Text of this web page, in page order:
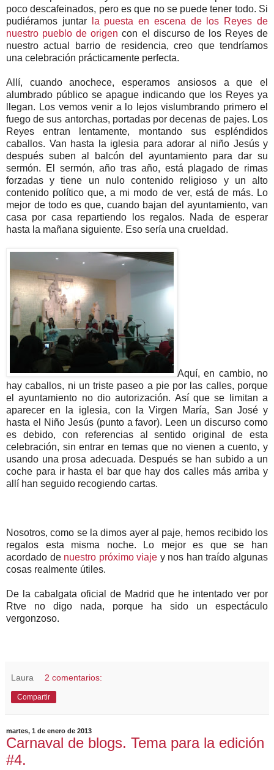
poco descafeinados, pero es que no se puede tener todo. Si
pudiéramos juntar
la puesta en escena de los Reyes de
nuestro pueblo de origen con el discurso de los Reyes de
nuestro actual barrio de residencia, creo que tendríamos
una celebración prácticamente perfecta.
Allí, cuando anochece, esperamos ansiosos a que el
alumbrado público se apague indicando que los Reyes ya
llegan. Los vemos venir a lo lejos vislumbrando primero el
fuego de sus antorchas, portadas por decenas de pajes. Los
Reyes entran lentamente, montando sus espléndidos
caballos. Van hasta la iglesia para adorar al niño Jesús y
después suben al balcón del ayuntamiento para dar su
sermón. El sermón, año tras año, está plagado de rimas
forzadas y tiene un nulo contenido religioso y un alto
contenido político que, a mi modo de ver, está de más. Lo
mejor de todo es que, cuando bajan del ayuntamiento, van
casa por casa repartiendo los regalos. Nada de esperar
hasta la mañana siguiente. Eso sería una crueldad.
Aquí, en cambio, no
hay caballos, ni un triste paseo a pie por las calles, porque
el ayuntamiento no dio autorización. Así que se limitan a
aparecer en la iglesia, con la Virgen María, San José y
hasta el Niño Jesús (punto a favor). Leen un discurso como
es debido, con referencias al sentido original de esta
celebración, sin entrar en temas que no vienen a cuento, y
usando una prosa adecuada. Después se han subido a un
coche para ir hasta el bar que hay dos calles más arriba y
allí han seguido recogiendo cartas.
Nosotros, como se la dimos ayer al paje, hemos recibido los
regalos esta misma noche. Lo mejor es que se han
acordado de nuestro próximo viaje y nos han traído algunas
cosas realmente útiles.
De la cabalgata oficial de Madrid que he intentado ver por
Rtve no digo nada, porque ha sido un espectáculo
vergonzoso.
Laura 2 comentarios:
Compartir
martes, 1 de enero de 2013
Carnaval de blogs. Tema para la edición
#4.